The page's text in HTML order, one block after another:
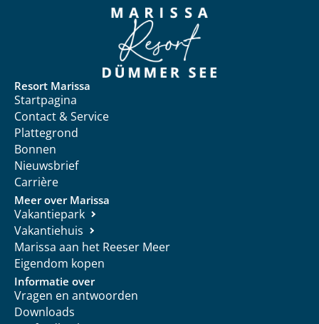
Resort Marissa
Startpagina
Contact & Service
Plattegrond
Bonnen
Nieuwsbrief
Carrière
Meer over Marissa
Vakantiepark
Vakantiehuis
Marissa aan het Reeser Meer
Eigendom kopen
Informatie over
Vragen en antwoorden
Downloads